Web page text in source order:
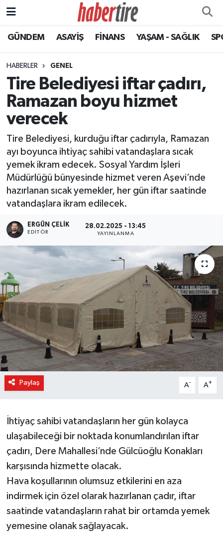
GÜNDEM ASAYİŞ FİNANS YAŞAM - SAĞLIK
HABERLER GENEL
Tire Belediyesi iftar çadırı,
Ramazan boyu hizmet
verecek
Tire Belediyesi, kurduğu iftar çadırıyla, Ramazan
ayı boyunca ihtiyaç sahibi vatandaşlara sıcak
yemek ikram edecek. Sosyal Yardım İşleri
Müdürlüğü bünyesinde hizmet veren Aşevi’nde
hazırlanan sıcak yemekler, her gün iftar saatinde
vatandaşlara ikram edilecek.
ERGÜN ÇELIK
EDITÖR
28.02.2025 - 13:45
YAYINLANMA
Paylaş A- A+
İhtiyaç sahibi vatandaşların her gün kolayca
ulaşabileceği bir noktada konumlandırılan iftar
çadırı, Dere Mahallesi’nde Gülcüoğlu Konakları
karşısında hizmette olacak.
Hava koşullarının olumsuz etkilerini en aza
indirmek için özel olarak hazırlanan çadır, iftar
saatinde vatandaşların rahat bir ortamda yemek
yemesine olanak sağlayacak.
Tire Nöbetçi Eczaneler
Tire Hava Durumu
Tire Trafik Yoğunluk Haritası
Süper Lig Puan Durumu ve Fikstür
Tüm Manşetler
Son Dakika Haberleri
Haber Arşivi